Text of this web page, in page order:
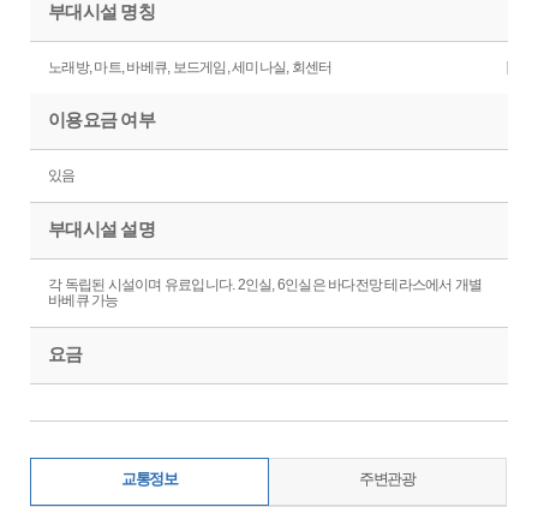
부대시설 명칭
노래방, 마트, 바베큐, 보드게임, 세미나실, 회센터
이용요금 여부
있음
부대시설 설명
각 독립된 시설이며 유료입니다. 2인실, 6인실은 바다전망 테라스에서 개별
바베큐 가능
요금
교통정보 주변관광